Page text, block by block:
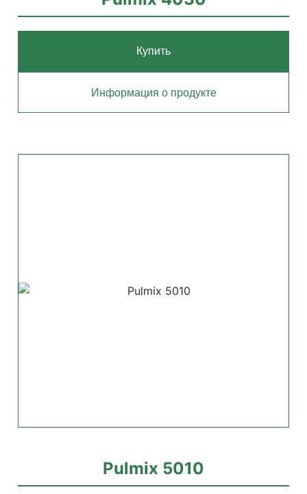
Купить
Информация о продукте
Pulmix 5010